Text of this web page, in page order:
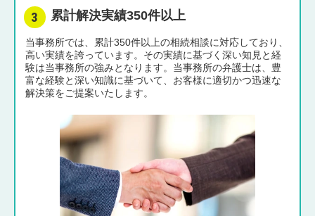
累計解決実績350件以上
当事務所では、累計350件以上の相続相談に対応しており、
高い実績を誇っています。その実績に基づく深い知見と経
験は当事務所の強みとなります。当事務所の弁護士は、豊
富な経験と深い知識に基づいて、お客様に適切かつ迅速な
解決策をご提案いたします。